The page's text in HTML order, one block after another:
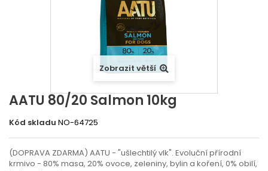
Zobrazit větší
AATU 80/20 Salmon 10kg
Kód skladu NO-64725
(DOPRAVA ZDARMA) AATU - "ušlechtilý vlk". Evoluční přírodní
krmivo - 80% masa, 20% ovoce, zeleniny, bylin a koření, 0% obilí,